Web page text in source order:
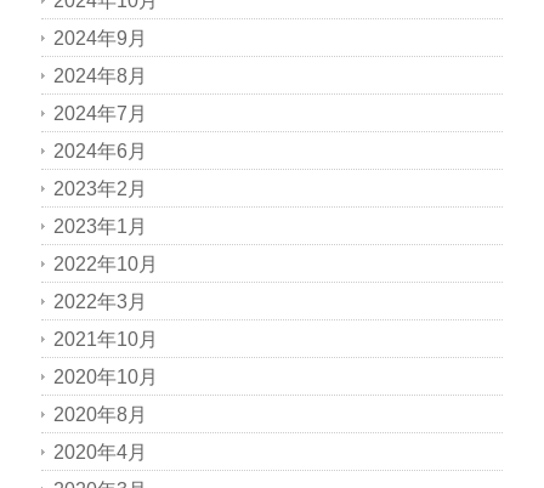
2024年9月
2024年8月
2024年7月
2024年6月
2023年2月
2023年1月
2022年10月
2022年3月
2021年10月
2020年10月
2020年8月
2020年4月